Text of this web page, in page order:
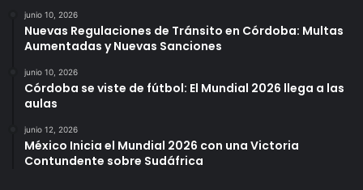
junio 10, 2026
Nuevas Regulaciones de Tránsito en Córdoba: Multas
Aumentadas y Nuevas Sanciones
junio 10, 2026
Córdoba se viste de fútbol: El Mundial 2026 llega a las
aulas
junio 12, 2026
México Inicia el Mundial 2026 con una Victoria
Contundente sobre Sudáfrica